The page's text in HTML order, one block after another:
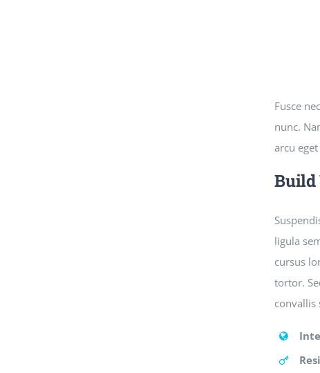
Fusce
nunc.
arcu
Build
ligula
cursus
tortor.
convallis